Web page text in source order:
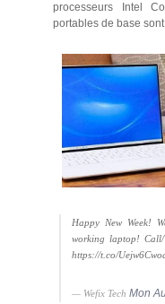
processeurs Intel
portables de base
Happy New Week!
working laptop! Call/
https://t.co/
— Wefix Tech Mon